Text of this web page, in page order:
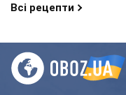
Всі рецепти